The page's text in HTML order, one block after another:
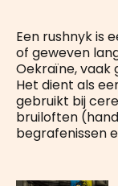
Een rushnyk is
of geweven
Oekraïne, vaak
Het dient als
gebruikt bij
bruiloften
begrafenissen